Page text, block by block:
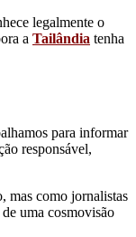
legalmente o
a Tailândia tenha
para informar
responsável,
mas como jornalistas
uma cosmovisão